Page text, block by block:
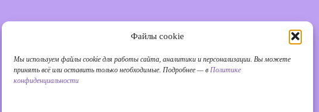
Файлы cookie
Мы используем файлы cookie для работы сайта, аналитики и персонализации. Вы можете
принять всё или оставить только необходимые. Подробнее — в Политике
конфиденциальности